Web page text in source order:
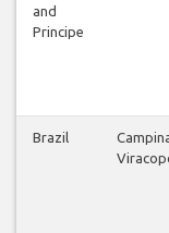
and
Principe
Brazil